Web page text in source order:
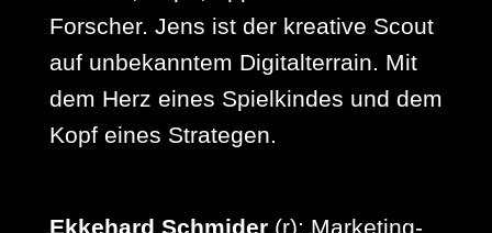
Forscher. Jens ist der kreative Scout
auf unbekanntem Digitalterrain. Mit
dem Herz eines Spielkindes und dem
Kopf eines Strategen.
Ekkehard Schmider (r): Marketing-